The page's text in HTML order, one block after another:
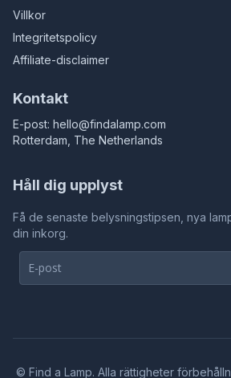
Villkor
Integritetspolicy
Affiliate-disclaimer
Kontakt
E-post: hello@findalamp.com
Rotterdam, The Netherlands
Håll dig upplyst
Få de senaste belysningstipsen, nya
din inkorg.
© Find a Lamp. Alla rättigheter